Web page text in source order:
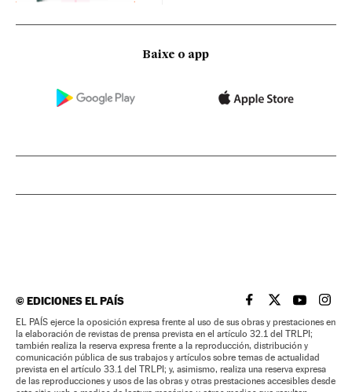
Baixe o app
©EDICIONES EL PAÍS EL PAÍS BRASIL EN
EL PAÍSEL PAÍS
EL
EL PAÍS ejerce la oposición expresa frente al uso de sus obras y prestaciones en
la elaboración de revistas de prensa prevista en el artículo 32.1 del TRLPI;
también realiza la reserva expresa frente a la reproducción, distribución y
comunicación pública de sus trabajos y artículos sobre temas de actualidad
prevista en el artículo 33.1 del TRLPI; y, asimismo, realiza una reserva expresa
de las reproducciones y usos de las obras y otras prestaciones accesibles desde